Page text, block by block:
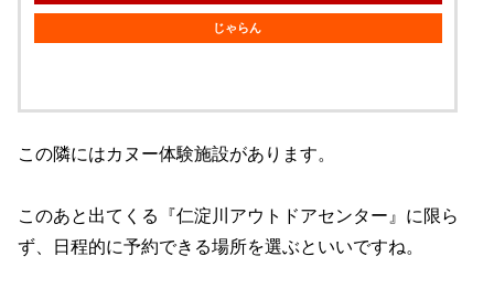
じゃらん
この隣にはカヌー体験施設があります。
このあと出てくる『仁淀川アウトドアセンター』に限ら
ず、日程的に予約できる場所を選ぶといいですね。